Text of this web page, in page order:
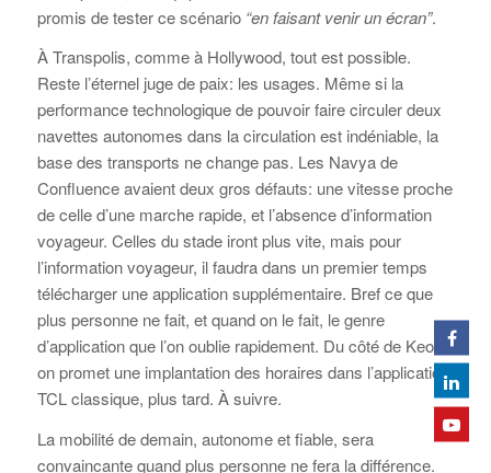
promis de tester ce scénario “en faisant venir un écran”.
À Transpolis, comme à Hollywood, tout est possible.
Reste l’éternel juge de paix: les usages. Même si la
performance technologique de pouvoir faire circuler deux
navettes autonomes dans la circulation est indéniable, la
base des transports ne change pas. Les Navya de
Confluence avaient deux gros défauts: une vitesse proche
de celle d’une marche rapide, et l’absence d’information
voyageur. Celles du stade iront plus vite, mais pour
l’information voyageur, il faudra dans un premier temps
télécharger une application supplémentaire. Bref ce que
plus personne ne fait, et quand on le fait, le genre
d’application que l’on oublie rapidement. Du côté de Keolis,
on promet une implantation des horaires dans l’application
TCL classique, plus tard. À suivre.
La mobilité de demain, autonome et fiable, sera
convaincante quand plus personne ne fera la différence.